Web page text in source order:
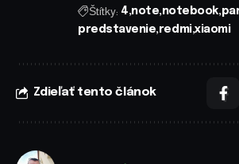
Štítky: 4 note notebook
predstavenie redmi xiaomi
Zdieľať tento článok